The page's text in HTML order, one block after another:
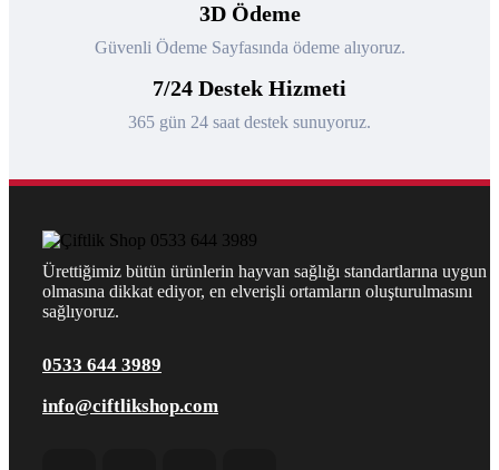
3D Ödeme
Güvenli Ödeme Sayfasında ödeme alıyoruz.
7/24 Destek Hizmeti
365 gün 24 saat destek sunuyoruz.
Ürettiğimiz bütün ürünlerin hayvan sağlığı standartlarına uygun
olmasına dikkat ediyor, en elverişli ortamların oluşturulmasını
sağlıyoruz.
0533 644 3989
info@ciftlikshop.com